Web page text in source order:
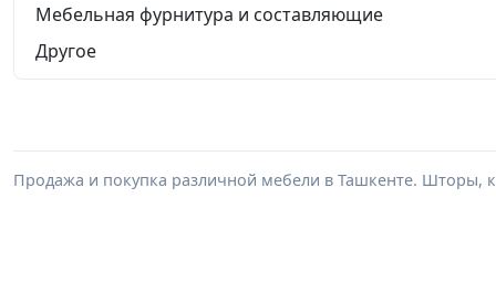
Мебельная фурнитура и составляющие
Другое
Продажа и покупка различной мебели в Ташкенте. Шторы,